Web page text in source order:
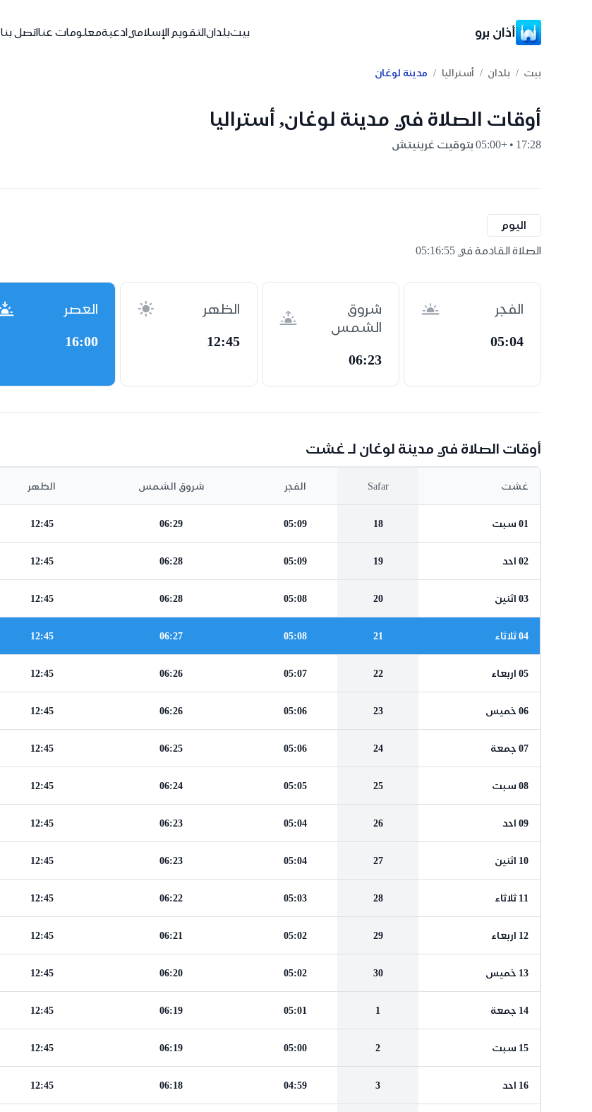
أذان برو بيتبلدانالتقويم الإسلاميادعيةمعلومات عنااتصل بنا
بيت / بلدان / أستراليا / مدينة لوغان
أوقات الصلاة في مدينة لوغان, أستراليا
17:28 • +05:00 بتوقيت غرينيتش
اليوم
الصلاة القادمة في 05:16:54
الفجر
05:04
شروق
الشمس
06:23
الظهر
12:45
العصر
16:00
أوقات الصلاة في مدينة لوغان لـ غشت
غشت Safar الفجر شروق الشمس الظهر
01 سبت 18
05:09
06:29
12:45
02 احد 19
05:09
06:28
12:45
03 اثنين 20
05:08
06:28
12:45
04 ثلاثاء 21
05:08
06:27
12:45
05 اربعاء 22
05:07
06:26
12:45
06 خميس 23
05:06
06:26
12:45
07 جمعة 24
05:06
06:25
12:45
08 سبت 25
05:05
06:24
12:45
09 احد 26
05:04
06:23
12:45
10 اثنين 27
05:04
06:23
12:45
11 ثلاثاء 28
05:03
06:22
12:45
12 اربعاء 29
05:02
06:21
12:45
13 خميس 30
05:02
06:20
12:45
14 جمعة 1
05:01
06:19
12:45
15 سبت 2
05:00
06:19
12:45
16 احد 3
04:59
06:18
12:45